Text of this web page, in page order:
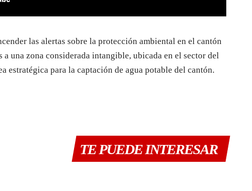
las alertas sobre la protección ambiental en el cantón
a una zona considerada intangible, ubicada en el sector del
estratégica para la captación de agua potable del cantón.
TE PUEDE INTERESAR